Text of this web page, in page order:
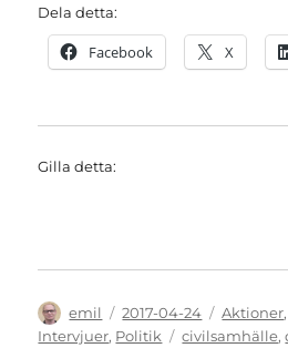
Dela detta:
Facebook X
Gilla detta:
Författare
emil
Publicerat
den
2017-04-24 Aktioner,
Intervjuer, Politik Etiketter
civilsamhälle,